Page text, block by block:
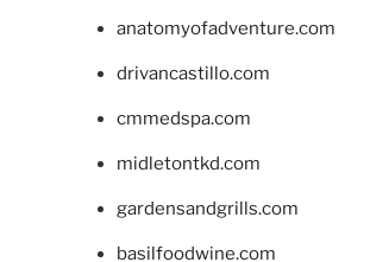
anatomyofadventure.com
drivancastillo.com
cmmedspa.com
midletontkd.com
gardensandgrills.com
basilfoodwine.com